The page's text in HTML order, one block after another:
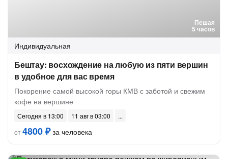
Пешая
5 часов
Индивидуальная
Бештау: восхождение на любую из пяти вершин
в удобное для вас время
Покорение самой высокой горы КМВ с заботой и свежим
кофе на вершине
Сегодня в 13:00
11 авг в 03:00
от4800 ₽за человека